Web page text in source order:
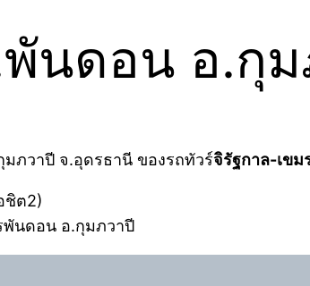
พันดอน อ.กุ
ภวาปี จ.อุดรธานี ของรถทัวร์จิรัฐกาล-เขม
ชิต2)
พันดอน อ.กุมภวาปี